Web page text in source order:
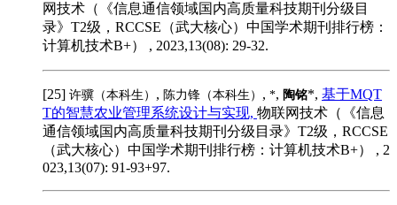
网技术（《信息通信领域国内高质量科技期刊分级目
录》T2级，RCCSE（武大核心）中国学术期刊排行榜：
计算机技术B+） , 2023,13(08): 29-32.
[25] 许骥（本科生） , 陈力锋（本科生） , *, 陶铭*, 基于MQT
T的智慧农业管理系统设计与实现, 物联网技术（《信息
通信领域国内高质量科技期刊分级目录》T2级，RCCSE
（武大核心）中国学术期刊排行榜：计算机技术B+） , 2
023,13(07): 91-93+97.